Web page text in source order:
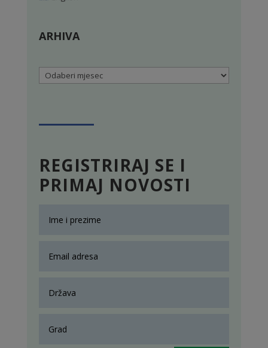
ARHIVA
Arhiva
REGISTRIRAJ SE I
PRIMAJ NOVOSTI